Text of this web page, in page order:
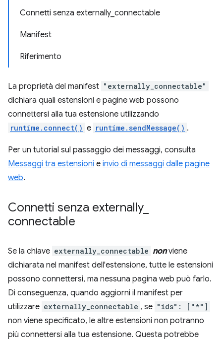
Connetti senza externally_connectable
Manifest
Riferimento
La proprietà del manifest "externally_connectable"
dichiara quali estensioni e pagine web possono
connettersi alla tua estensione utilizzando
runtime.connect() e runtime.sendMessage() .
Per un tutorial sul passaggio dei messaggi, consulta
Messaggi tra estensioni e invio di messaggi dalle pagine
web.
Connetti senza externally_
connectable
Se la chiave externally_connectable nonviene
dichiarata nel manifest dell'estensione, tutte le estensioni
possono connettersi, ma nessuna pagina web può farlo.
Di conseguenza, quando aggiorni il manifest per
utilizzare externally_connectable , se "ids": ["*"]
non viene specificato, le altre estensioni non potranno
più connettersi alla tua estensione. Questa potrebbe